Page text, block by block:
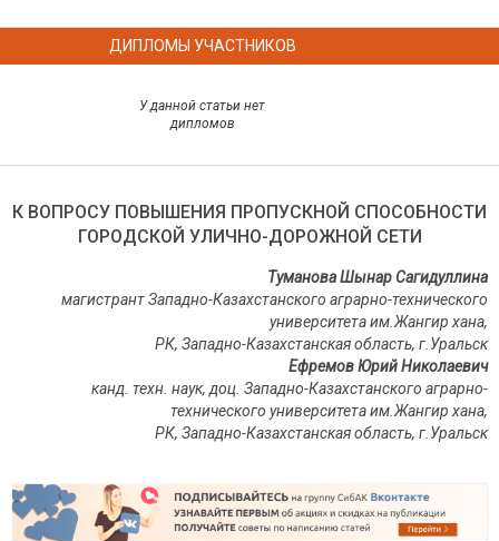
ДИПЛОМЫ УЧАСТНИКОВ
У данной статьи нет
дипломов
К ВОПРОСУ ПОВЫШЕНИЯ ПРОПУСКНОЙ СПОСОБНОСТИ
ГОРОДСКОЙ УЛИЧНО-ДОРОЖНОЙ СЕТИ
Туманова Шынар Сагидуллина
магистрант Западно-Казахстанского аграрно-технического
университета им.Жангир хана,
РК, Западно-Казахстанская область, г.Уральск
Ефремов Юрий Николаевич
канд. техн. наук, доц. Западно-Казахстанского аграрно-
технического университетаим .Жангир хана,
РК, Западно-Казахстанская область, г.Уральск